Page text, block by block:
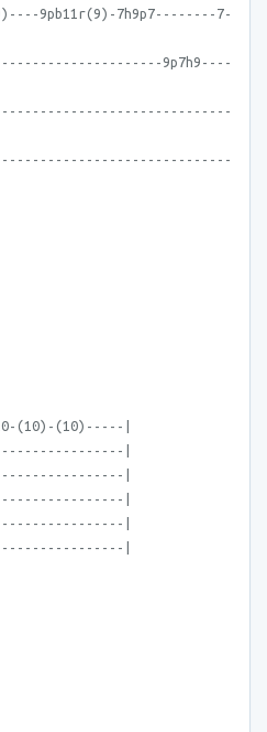
9pb11r(9)-7h9p7--------7-
9p7h9----
(10)-(10)-----|
|
|
|
|
|